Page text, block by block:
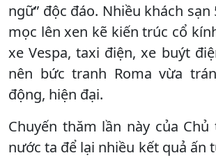
ngữ” độc đáo. Nhiều khách sạn
mọc lên xen kẽ kiến trúc cổ
xe Vespa, taxi điện, xe buýt
nên bức tranh Roma vừa
động, hiện đại.
Chuyến thăm lần này của
nước ta để lại nhiều kết quả ấn